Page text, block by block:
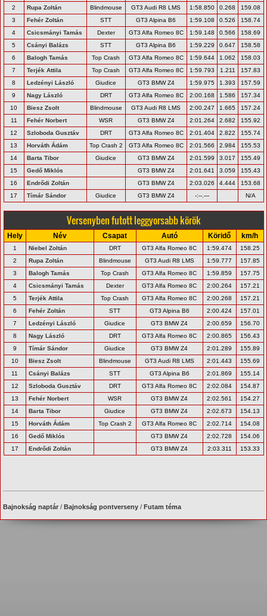
2
Rupa Zoltán Blindmouse GT3 Audi R8 LMS 1:58.850 0.268
159.08
3
Fehér Zoltán STT GT3 Alpina B6 1:59.108 0.526
158.74
4
Csicsmányi Tamás Dexter GT3 Alfa Romeo 8C 1:59.148 0.566
158.69
5
Csányi Balázs STT GT3 Alpina B6 1:59.229 0.647
158.58
6
Balogh Tamás Top Crash GT3 Alfa Romeo 8C 1:59.644 1.062
158.03
7
Terjék Attila Top Crash GT3 Alfa Romeo 8C 1:59.793 1.211
157.83
8
Ledzényi László Giudice GT3 BMW Z4 1:59.975 1.393
157.59
9
Nagy László DRT GT3 Alfa Romeo 8C 2:00.168 1.586
157.34
10
Biesz Zsolt Blindmouse GT3 Audi R8 LMS 2:00.247 1.665
157.24
11
Fehér Norbert WSR GT3 BMW Z4 2:01.264 2.682
155.92
12
Szloboda Gusztáv DRT GT3 Alfa Romeo 8C 2:01.404 2.822
155.74
13
Horváth Ádám Top Crash 2 GT3 Alfa Romeo 8C 2:01.566 2.984
155.53
14
Barta Tibor Giudice GT3 BMW Z4 2:01.599 3.017
155.49
15
Gedő Miklós GT3 BMW Z4 2:01.641 3.059
155.43
16
Endrődi Zoltán GT3 BMW Z4 2:03.026 4.444
153.68
17
Tímár Sándor Giudice GT3 BMW Z4 -:--.--- N/A
Versenyben futott leggyorsabb körök
Hely Név Csapat Autó Köridő km/h
1 Niebel Zoltán DRT GT3 Alfa Romeo 8C 1:59.474
158.25
2
Rupa Zoltán Blindmouse GT3 Audi R8 LMS 1:59.777
157.85
3
Balogh Tamás Top Crash GT3 Alfa Romeo 8C 1:59.859
157.75
4
Csicsmányi Tamás Dexter GT3 Alfa Romeo 8C 2:00.264
157.21
5
Terjék Attila Top Crash GT3 Alfa Romeo 8C 2:00.268
157.21
6
Fehér Zoltán STT GT3 Alpina B6 2:00.424
157.01
7
Ledzényi László Giudice GT3 BMW Z4 2:00.659
156.70
8
Nagy László DRT GT3 Alfa Romeo 8C 2:00.865
156.43
9
Tímár Sándor Giudice GT3 BMW Z4 2:01.289
155.89
10
Biesz Zsolt Blindmouse GT3 Audi R8 LMS 2:01.443
155.69
11
Csányi Balázs STT GT3 Alpina B6 2:01.869
155.14
12
Szloboda Gusztáv DRT GT3 Alfa Romeo 8C 2:02.084
154.87
13
Fehér Norbert WSR GT3 BMW Z4 2:02.561
154.27
14
Barta Tibor Giudice GT3 BMW Z4 2:02.673
154.13
15
Horváth Ádám Top Crash 2 GT3 Alfa Romeo 8C 2:02.714
154.08
16
Gedő Miklós GT3 BMW Z4 2:02.728
154.06
17
Endrődi Zoltán GT3 BMW Z4 2:03.311 153.33
Bajnokság naptár /Bajnokság pontverseny /Futam téma